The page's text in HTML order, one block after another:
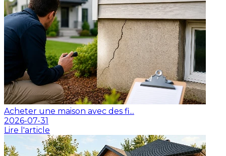
Acheter une maison avec des fi...
2026-07-31
Lire l'article